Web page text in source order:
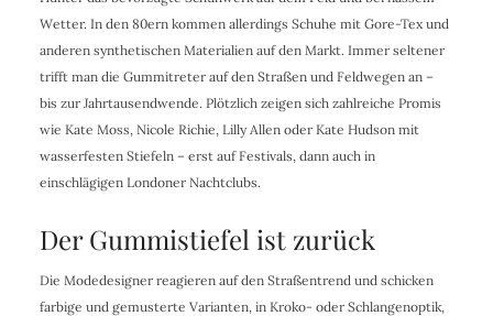
Wetter. In den 80ern kommen allerdings Schuhe mit Gore-Tex und
anderen synthetischen Materialien auf den Markt. Immer seltener
trifft man die Gummitreter auf den Straßen und Feldwegen an –
bis zur Jahrtausendwende. Plötzlich zeigen sich zahlreiche Promis
wie Kate Moss, Nicole Richie, Lilly Allen oder Kate Hudson mit
wasserfesten Stiefeln – erst auf Festivals, dann auch in
einschlägigen Londoner Nachtclubs.
Der Gummistiefel ist zurück
Die Modedesigner reagieren auf den Straßentrend und schicken
farbige und gemusterte Varianten, in Kroko- oder Schlangenoptik,